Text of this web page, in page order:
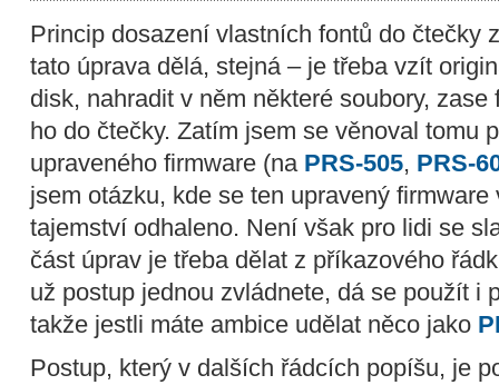
Princip dosazení vlastních fontů do čtečky
tato úprava dělá, stejná – je třeba vzít
disk, nahradit v něm některé soubory,
ho do čtečky. Zatím jsem se věnoval tomu
upraveného firmware (na PRS-505, PRS-
jsem otázku, kde se ten upravený
tajemství odhaleno. Není však pro lidi se
část úprav je třeba dělat z příkazového
už postup jednou zvládnete, dá se použít i
takže jestli máte ambice udělat něco jako
Postup, který v dalších řádcích popíšu, je